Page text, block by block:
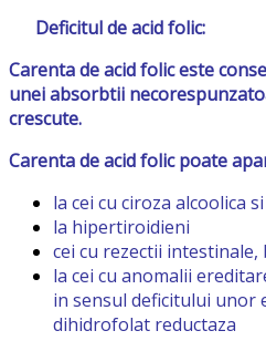
Deficitul de acid folic:
Carenta de acid folic este
unei absorbtii
crescute.
Carenta de acid folic poate
la cei cu ciroza alcoolica
la hipertiroidieni
cei cu rezectii intestinale,
la cei cu anomalii
in sensul deficitului unor
dihidrofolat reductaza